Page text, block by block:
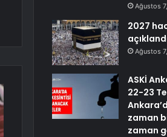
Ağustos
2027
Ağustos
ASKİ
22-23
zaman
zaman